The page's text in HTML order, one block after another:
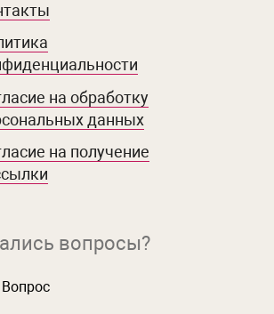
на обработку
данных
на получение
вопросы?
Вопрос